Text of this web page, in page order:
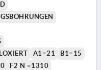
A1=21
B1=15
F2 N =1310